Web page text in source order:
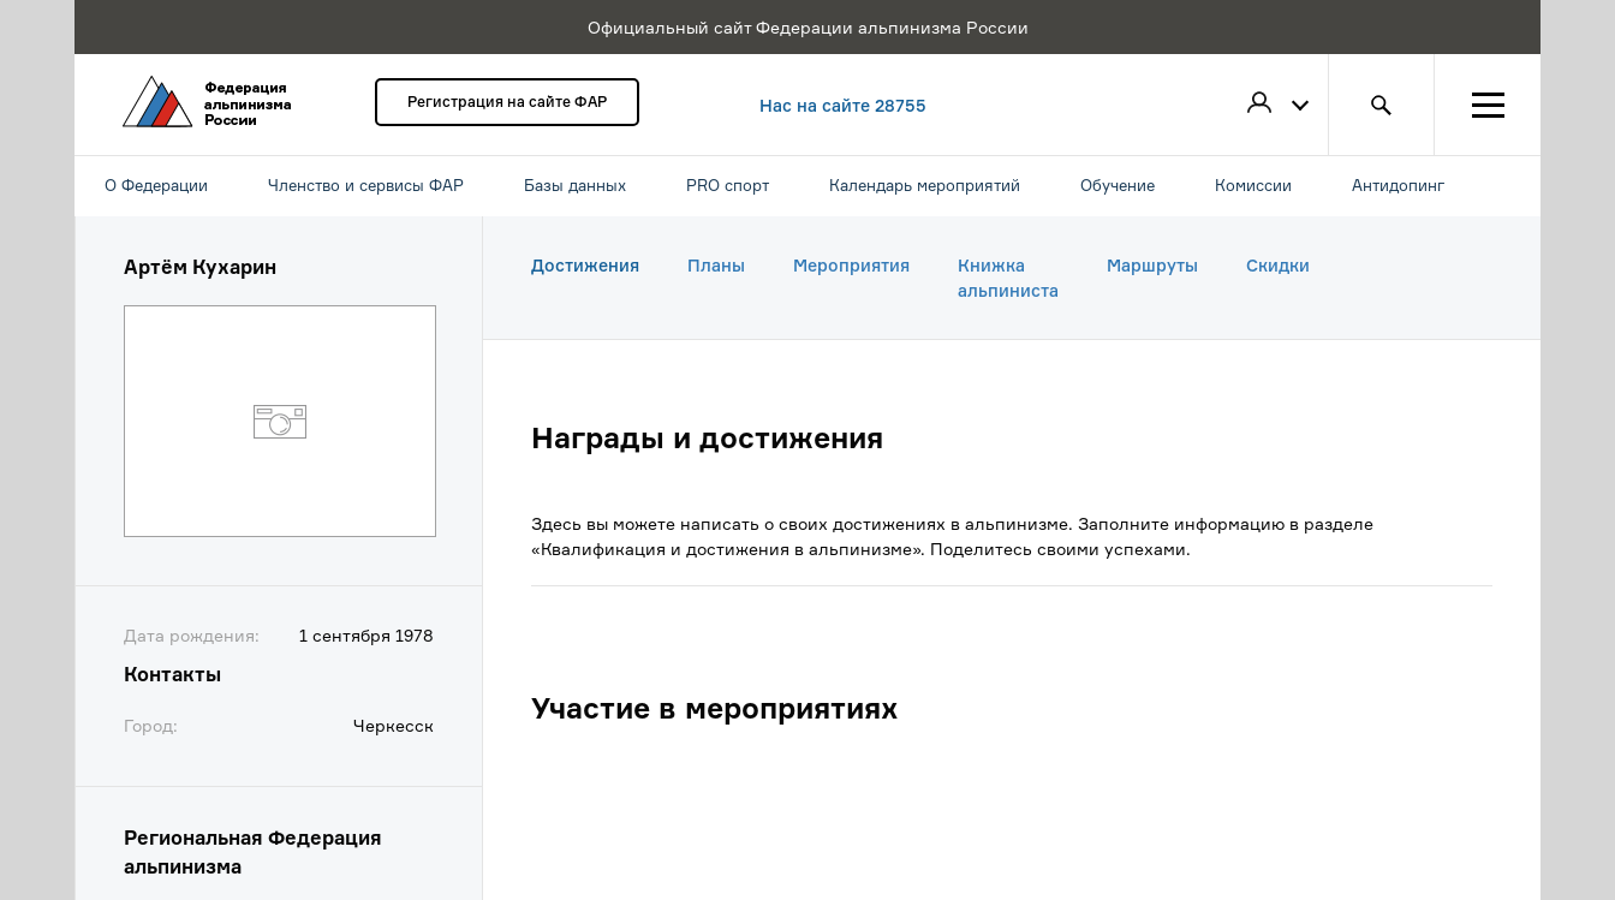
Официальный сайт Федерации альпинизма России
Регистрация на сайте ФАР Нас на сайте 28755
О Федерации Членство и сервисы ФАР Базы данных PRO спорт Календарь мероприятий Обучение Комиссии Антидопинг
Артём Кухарин
Дата рождения: 1 сентября 1978
Контакты
Город: Черкесск
Региональная Федерация
альпинизма
Достижения Планы Мероприятия
Книжка
альпиниста
Маршруты Скидки
Награды и достижения
Здесь вы можете написать о своих достижениях в альпинизме. Заполните информацию в разделе
«Квалификация и достижения в альпинизме». Поделитесь своими успехами.
Участие в мероприятиях